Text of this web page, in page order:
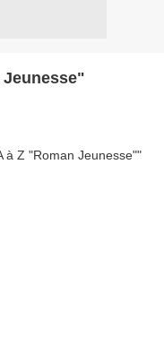
Jeunesse"